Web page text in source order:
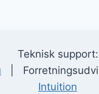
Teknisk support:
|
Intuition